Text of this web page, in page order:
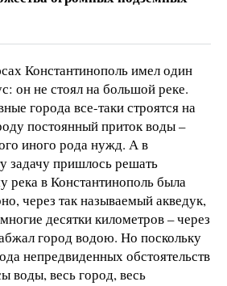
Константинополь имел один
он не стоял на большой реке.
города все-таки строятся на
постоянный приток воды –
иного рода нужд. А в
задачу пришлось решать
река в Константинополь была
через так называемый акведук,
десятки километров – через
город водою. Но поскольку
непредвиденных обстоятельств
воды, весь город, весь